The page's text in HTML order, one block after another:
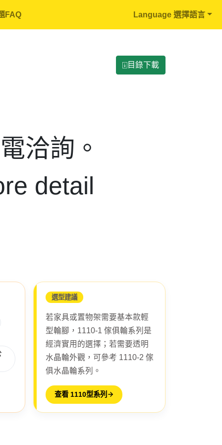
FAQ Language 選擇語言
⍗目錄下載
洽詢。
detail
選型建議
若家具或置物架需要基本款輕
型輪腳，1110-1 傢俱輪系列是
經濟實用的選擇；若需要透明
水晶輪外觀，可參考 1110-2 傢
俱水晶輪系列。
查看 1110型系列